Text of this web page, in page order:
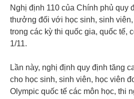
Nghị định 110 của Chính phủ quy
thưởng đối với học sinh, sinh
trong các kỳ thi quốc gia, quốc tế,
1/11.
Lần này, nghị định quy định tăng
cho học sinh, sinh viên, học viên
Olympic quốc tế các môn học, thi